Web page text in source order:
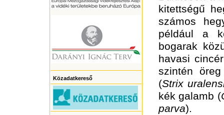
Közadatkereső
kitettségű
számos
például a
bogarak
havasi
szintén
(Strix
kék galamb (
parva).